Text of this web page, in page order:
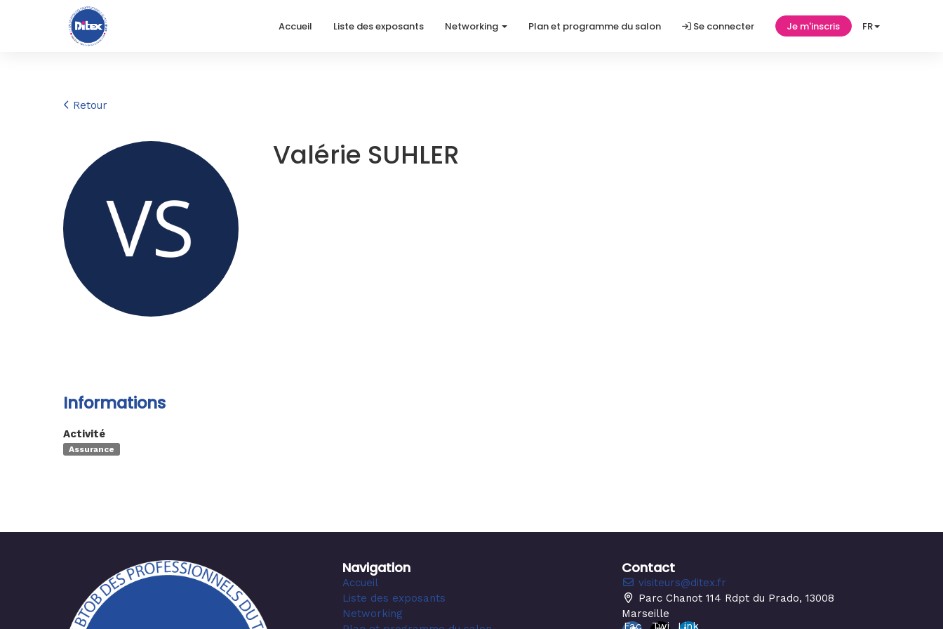
Accueil Liste des exposants Networking Plan et programme du salon Se connecter Je m'inscris FR
Retour
Valérie SUHLER
Informations
Activité
Assurance
Navigation
Accueil
Liste des exposants
Networking
Contact
visiteurs@ditex.fr
Parc Chanot 114 Rdpt du Prado, 13008
Marseille
Fac
Twi Link